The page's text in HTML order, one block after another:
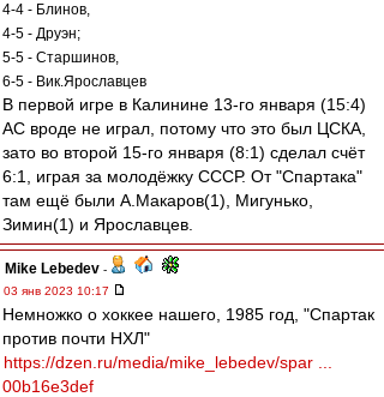
4-4 - Блинов,
4-5 - Друэн;
5-5 - Старшинов,
6-5 - Вик.Ярославцев
В первой игре в Калинине 13-го января (15:4)
АС вроде не играл, потому что это был ЦСКА,
зато во второй 15-го января (8:1) сделал счёт
6:1, играя за молодёжку СССР. От "Спартака"
там ещё были А.Макаров(1), Мигунько,
Зимин(1) и Ярославцев.
Mike Lebedev -
03 янв 2023 10:17
Немножко о хоккее нашего, 1985 год, "Спартак
против почти НХЛ"
https://dzen.ru/media/mike_lebedev/spar ...
00b16e3def